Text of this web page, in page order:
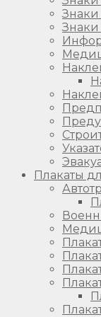
Знаки
Знаки
Плакаты